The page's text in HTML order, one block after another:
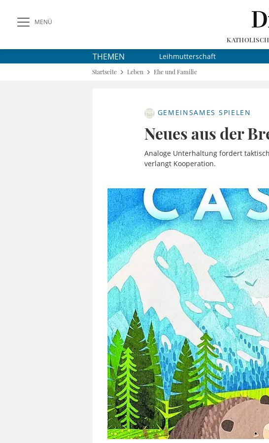
MENÜ
THEMEN Leihmutterschaft
Startseite Leben Ehe und Familie
GEMEINSAMES SPIELEN
Neues aus der
Analoge Unterhaltung fordert
verlangt Kooperation.